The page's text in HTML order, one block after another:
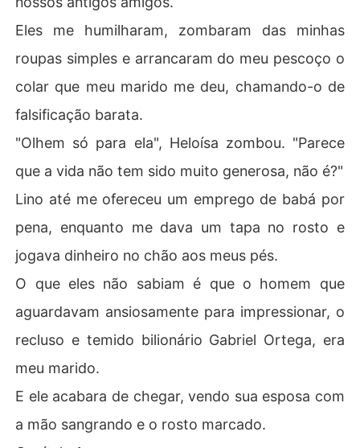
sangrando e o rosto marcado.
Eles me humilharam, zombaram das minhas
roupas simples e arrancaram do meu pescoço o
colar que meu marido me deu, chamando-o de
falsificação barata.
"Olhem só para ela", Heloísa zombou. "Parece
que a vida não tem sido muito generosa, não é?"
Lino até me ofereceu um emprego de babá por
pena, enquanto me dava um tapa no rosto e
jogava dinheiro no chão aos meus pés.
O que eles não sabiam é que o homem que
aguardavam ansiosamente para impressionar, o
recluso e temido bilionário Gabriel Ortega, era
meu marido.
E ele acabara de chegar, vendo sua esposa com
a mão sangrando e o rosto marcado.